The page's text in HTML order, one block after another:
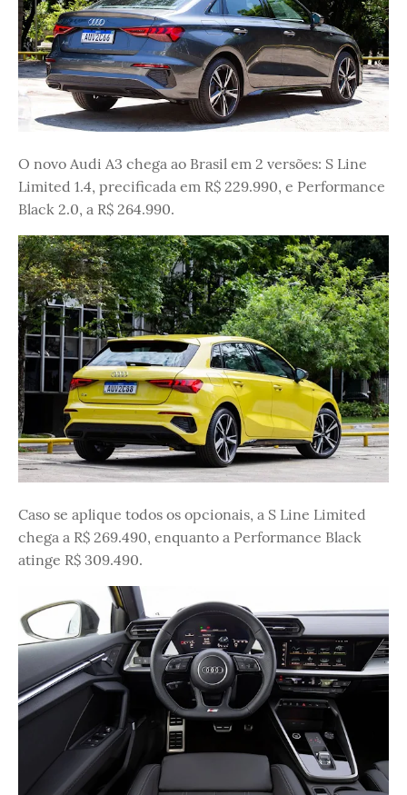
O novo Audi A3 chega ao Brasil em 2 versões: S Line
Limited 1.4, precificada em R$ 229.990, e Performance
Black 2.0, a R$ 264.990.
Caso se aplique todos os opcionais, a S Line Limited
chega a R$ 269.490, enquanto a Performance Black
atinge R$ 309.490.